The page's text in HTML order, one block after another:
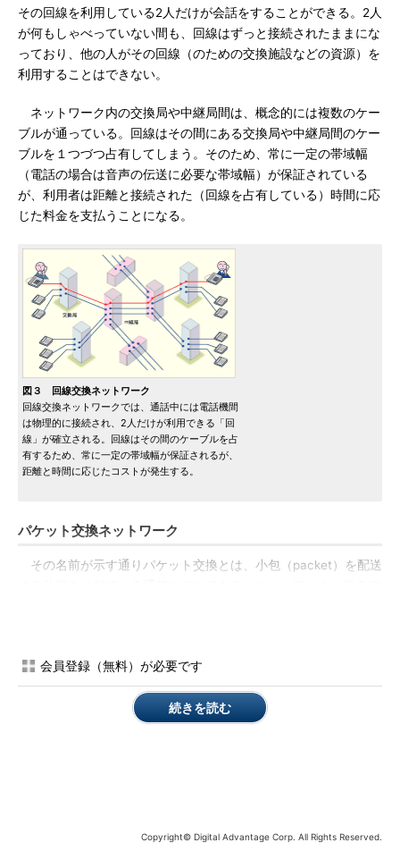
その回線を利用している2人だけが会話をすることができる。2人
が何もしゃべっていない間も、回線はずっと接続されたままにな
っており、他の人がその回線（のための交換施設などの資源）を
利用することはできない。
ネットワーク内の交換局や中継局間は、概念的には複数のケー
ブルが通っている。回線はその間にある交換局や中継局間のケー
ブルを１つづつ占有してしまう。そのため、常に一定の帯域幅
（電話の場合は音声の伝送に必要な帯域幅）が保証されている
が、利用者は距離と接続された（回線を占有している）時間に応
じた料金を支払うことになる。
図３ 回線交換ネットワーク
回線交換ネットワークでは、通話中には電話機間
は物理的に接続され、2人だけが利用できる「回
線」が確立される。回線はその間のケーブルを占
有するため、常に一定の帯域幅が保証されるが、
距離と時間に応じたコストが発生する。
パケット交換ネットワーク
その名前が示す通りパケット交換とは、小包（packet）を配送
最終的な目的地まで届けられる。このときパケットがたどる道の
りを「ルート（route：経路）」と呼び、間にあるコンピュータ
を「ルータ（router）」と呼ぶ。ルータは、パケットのルートを
リソースへのアクセスを待っているコンピュータを「ホスト
会員登録（無料）が必要です
続きを読む
Copyright© Digital Advantage Corp. All Rights Reserved.